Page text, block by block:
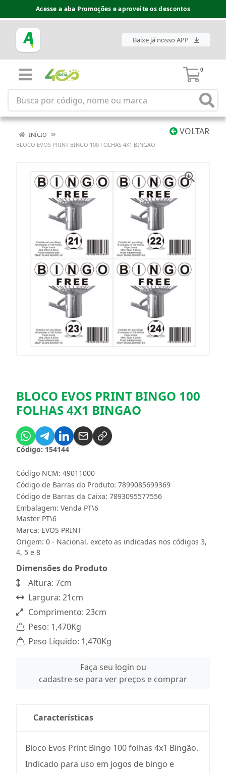
Acesse a aba Promoções e aproveite os descontos
Baixe já nosso APP
0
VOLTAR
INÍCIO
BLOCO EVOS PRINT BINGO 100 FOLHAS 4X1 BINGAO
BLOCO EVOS PRINT BINGO 100
FOLHAS 4X1 BINGAO
Código: 154144
Código NCM: 49011000
Código de Barras do Produto: 7899085699369
Código de Barras da Caixa: 7893095577556
Embalagem: Venda PT\6
Master PT\6
Marca: EVOS PRINT
Origem: 0 - Nacional, exceto as indicadas nos códigos 3,
4, 5 e 8
Dimensões do Produto
Altura: 7cm
Largura: 21cm
Comprimento: 23cm
Peso: 1,470Kg
Peso Líquido: 1,470Kg
Faça seu login ou
cadastre-se para ver preços e comprar
Características
Bloco Evos Print Bingo 100 folhas 4x1 Bingão.
Indicado para uso em jogos de bingo e